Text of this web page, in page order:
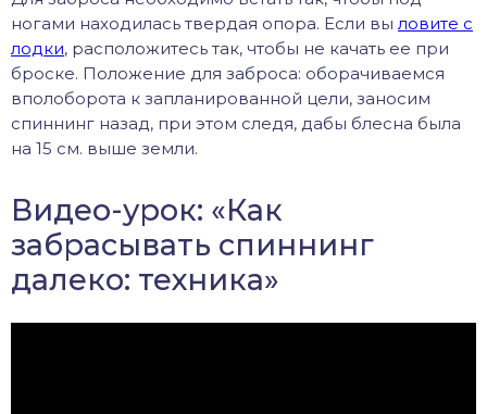
ногами находилась твердая опора. Если вы ловите с
лодки, расположитесь так, чтобы не качать ее при
броске. Положение для заброса: оборачиваемся
вполоборота к запланированной цели, заносим
спиннинг назад, при этом следя, дабы блесна была
на 15 см. выше земли.
Видео-урок: «Как
забрасывать спиннинг
далеко: техника»